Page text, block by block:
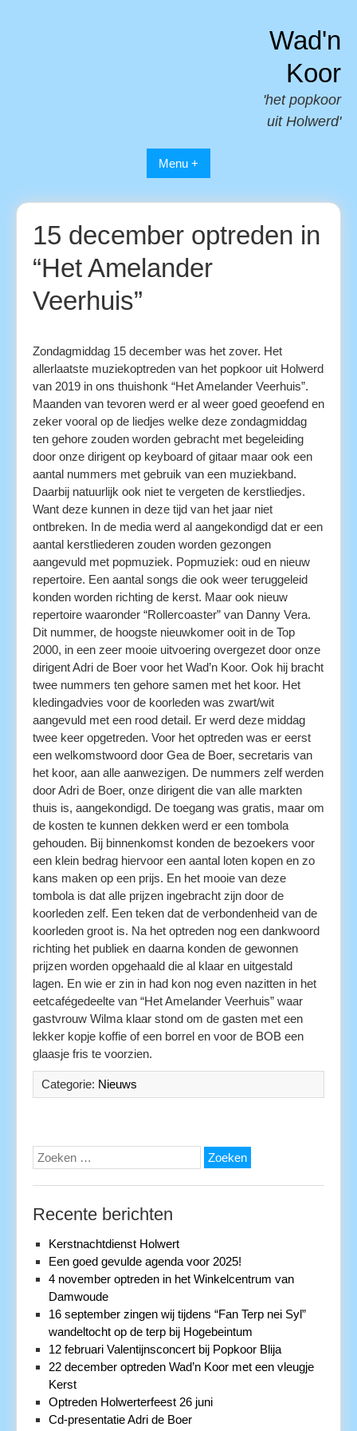
Wad'n
Koor
'het popkoor
uit Holwerd'
Menu +
15 december optreden in
“Het Amelander
Veerhuis”
Zondagmiddag 15 december was het zover. Het
allerlaatste muziekoptreden van het popkoor uit Holwerd
van 2019 in ons thuishonk “Het Amelander Veerhuis”.
Maanden van tevoren werd er al weer goed geoefend en
zeker vooral op de liedjes welke deze zondagmiddag
ten gehore zouden worden gebracht met begeleiding
door onze dirigent op keyboard of gitaar maar ook een
aantal nummers met gebruik van een muziekband.
Daarbij natuurlijk ook niet te vergeten de kerstliedjes.
Want deze kunnen in deze tijd van het jaar niet
ontbreken. In de media werd al aangekondigd dat er een
aantal kerstliederen zouden worden gezongen
aangevuld met popmuziek. Popmuziek: oud en nieuw
repertoire. Een aantal songs die ook weer teruggeleid
konden worden richting de kerst. Maar ook nieuw
repertoire waaronder “Rollercoaster” van Danny Vera.
Dit nummer, de hoogste nieuwkomer ooit in de Top
2000, in een zeer mooie uitvoering overgezet door onze
dirigent Adri de Boer voor het Wad’n Koor. Ook hij bracht
twee nummers ten gehore samen met het koor. Het
kledingadvies voor de koorleden was zwart/wit
aangevuld met een rood detail. Er werd deze middag
twee keer opgetreden. Voor het optreden was er eerst
een welkomstwoord door Gea de Boer, secretaris van
het koor, aan alle aanwezigen. De nummers zelf werden
door Adri de Boer, onze dirigent die van alle markten
thuis is, aangekondigd. De toegang was gratis, maar om
de kosten te kunnen dekken werd er een tombola
gehouden. Bij binnenkomst konden de bezoekers voor
een klein bedrag hiervoor een aantal loten kopen en zo
kans maken op een prijs. En het mooie van deze
tombola is dat alle prijzen ingebracht zijn door de
koorleden zelf. Een teken dat de verbondenheid van de
koorleden groot is. Na het optreden nog een dankwoord
richting het publiek en daarna konden de gewonnen
prijzen worden opgehaald die al klaar en uitgestald
lagen. En wie er zin in had kon nog even nazitten in het
eetcafégedeelte van “Het Amelander Veerhuis” waar
gastvrouw Wilma klaar stond om de gasten met een
lekker kopje koffie of een borrel en voor de BOB een
glaasje fris te voorzien.
Categorie: Nieuws
Zoeken
naar:
Recente berichten
Kerstnachtdienst Holwert
Een goed gevulde agenda voor 2025!
4 november optreden in het Winkelcentrum van
Damwoude
16 september zingen wij tijdens “Fan Terp nei Syl”
wandeltocht op de terp bij Hogebeintum
12 februari Valentijnsconcert bij Popkoor Blija
22 december optreden Wad’n Koor met een vleugje
Kerst
Optreden Holwerterfeest 26 juni
Cd-presentatie Adri de Boer